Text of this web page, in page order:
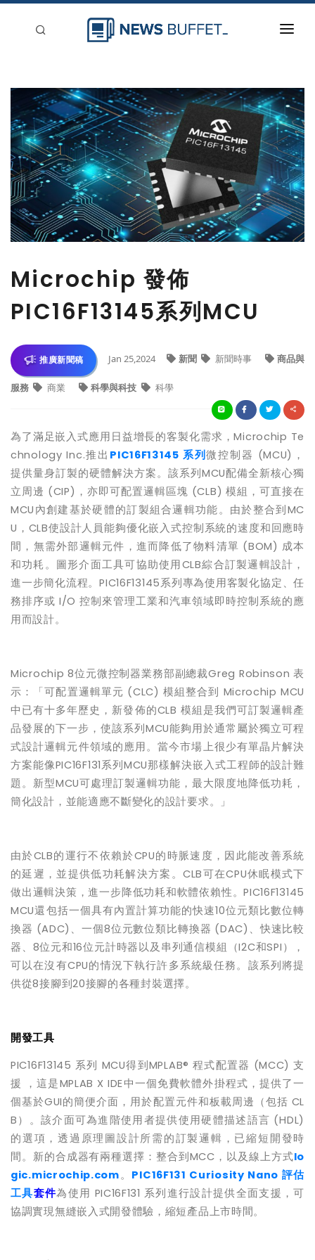
新聞稿分類
登入
刊登
Microchip 發佈
PIC16F13145系列MCU
推廣新聞稿 Jan 25,2024 新聞 新聞時事 商品與
服務 商業 科學與科技 科學
為了滿足嵌入式應用日益增長的客製化需求，Microchip Te
chnology Inc.推出 PIC16F13145 系列微控制器 (MCU) ，
提供量身訂製的硬體解決方案。該系列MCU配備全新核心獨
立周邊 (CIP) ，亦即可配置邏輯區塊 (CLB)模組，可直接在
MCU 內創建基於硬體的訂製組合邏輯功能。由於整合到 MC
U ， CLB使設計人員能夠優化嵌入式控制系統的速度和回應時
間，無需外部邏輯元件，進而降低了物料清單 (BOM)成本
和功耗。圖形介面工具可協助使用CLB綜合訂製邏輯設計，
進一步簡化流程。PIC16F13145系列專為使用客製化協定、任
務排序或 I/O控制來管理工業和汽車領域即時控制系統的應
用而設計。
Microchip 8位元微控制器業務部副總裁Greg Robinson表
示：「可配置邏輯單元 (CLC) 模組整合到 Microchip MCU
中已有十多年歷史，新發佈的CLB 模組是我們可訂製邏輯產
品發展的下一步，使該系列MCU能夠用於通常屬於獨立可程
式設計邏輯元件領域的應用。當今市場上很少有單晶片解決
方案能像PIC16F131系列MCU那樣解決嵌入式工程師的設計難
題。新型MCU可處理訂製邏輯功能，最大限度地降低功耗，
簡化設計，並能適應不斷變化的設計要求。」
由於CLB的運行不依賴於CPU的時脈速度，因此能改善系統
的延遲，並提供低功耗解決方案。 CLB可在CPU休眠模式下
做出邏輯決策，進一步降低功耗和軟體依賴性。PIC16F13145
MCU還包括一個具有內置計算功能的快速10位元類比數位轉
換器 (ADC) 、一個8位元數位類比轉換器 (DAC) 、快速比較
器、 8位元和16位元計時器以及串列通信模組（I2C和SPI ），
可以在沒有CPU的情況下執行許多系統級任務。該系列將提
供從8接腳到20接腳的各種封裝選擇。
開發工具
PIC16F13145 系列 MCU得到MPLAB®程式配置器 (MCC)支
援
，這是MPLAB X IDE中一個免費軟體外掛程式，提供了一
個基於GUI的簡便介面，用於配置元件和板載周邊（包括 CL
B ）。該介面可為進階使用者提供使用硬體描述語言 (HDL)
的選項，透過原理圖設計所需的訂製邏輯，已縮短開發時
間。新的合成器有兩種選擇：整合到MCC ，以及線上方式lo
gic.microchip.com。 PIC16F131 Curiosity Nano 評估
工具套件為使用 PIC16F131系列進行設計提供全面支援，可
協調實現無縫嵌入式開發體驗，縮短產品上市時間。